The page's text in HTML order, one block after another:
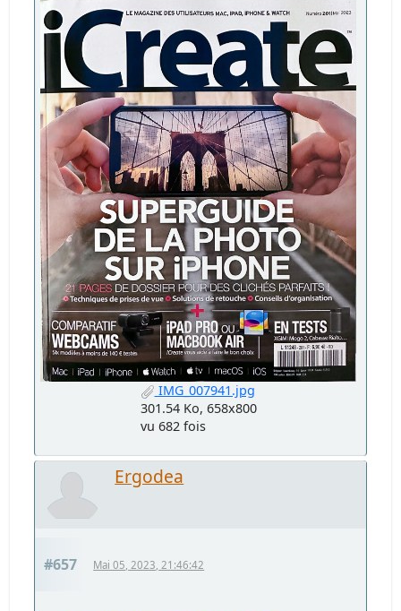
IMG_007941.jpg
301.54 Ko, 658x800
vu 682 fois
Ergodea
#657 Mai 05, 2023, 21:46:42